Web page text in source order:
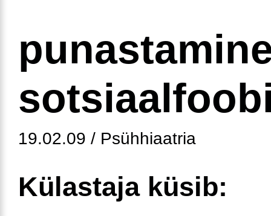
19.02.09 / Psühhiaatria
Külastaja küsib: